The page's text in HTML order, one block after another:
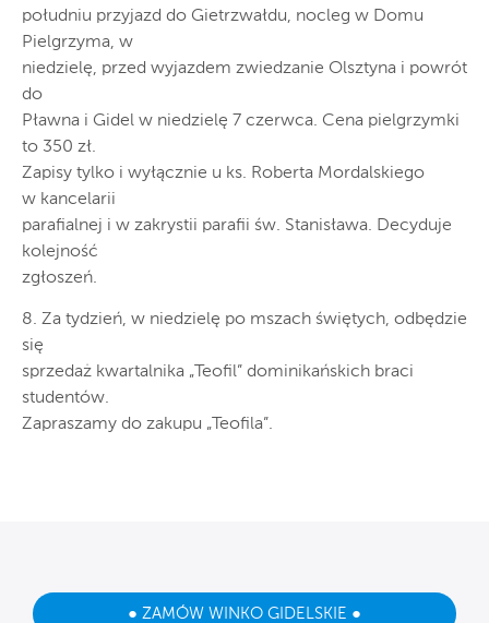
południu przyjazd do Gietrzwałdu, nocleg w Domu
Pielgrzyma, w
niedzielę, przed wyjazdem zwiedzanie Olsztyna i powrót
do
Pławna i Gidel w niedzielę 7 czerwca. Cena pielgrzymki
to 350 zł.
Zapisy tylko i wyłącznie u ks. Roberta Mordalskiego
w kancelarii
parafialnej i w zakrystii parafii św. Stanisława. Decyduje
kolejność
zgłoszeń.
8. Za tydzień, w niedzielę po mszach świętych, odbędzie
się
sprzedaż kwartalnika „Teofil” dominikańskich braci
studentów.
Zapraszamy do zakupu „Teofila”.
● ZAMÓW WINKO GIDELSKIE ●